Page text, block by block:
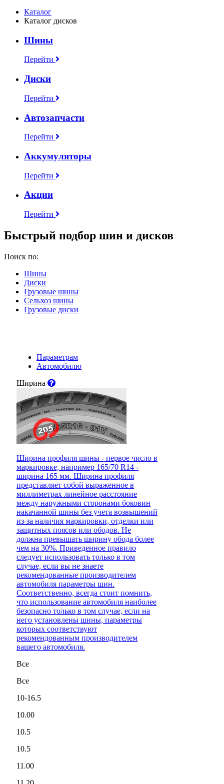
Каталог
Каталог дисков
Шины
Перейти
Диски
Перейти
Автозапчасти
Перейти
Аккумуляторы
Перейти
Акции
Перейти
Быстрый подбор шин и дисков
Поиск по:
Шины
Диски
Грузовые шины
Сельхоз шины
Грузовые диски
Параметрам
Автомобилю
Ширина
Ширина профиля шины - первое число в
маркировке, например 165/70 R14 -
ширина 165 мм. Ширина профиля
представляет собой выраженное в
миллиметрах линейное расстояние
между наружными сторонами боковин
накачанной шины без учета возвышений
из-за наличия маркировки, отделки или
защитных поясов или ободов. Не
должна превышать ширину обода более
чем на 30%. Приведенное правило
следует использовать только в том
случае, если вы не знаете
рекомендованные производителем
автомобиля параметры шин.
Соответственно, всегда стоит помнить,
что использование автомобиля наиболее
безопасно только в том случае, если на
него установлены шины, параметры
которых соответствуют
рекомендованным производителем
вашего автомобиля.
Все
Все
10-16.5
10.00
10.5
10.5
11.00